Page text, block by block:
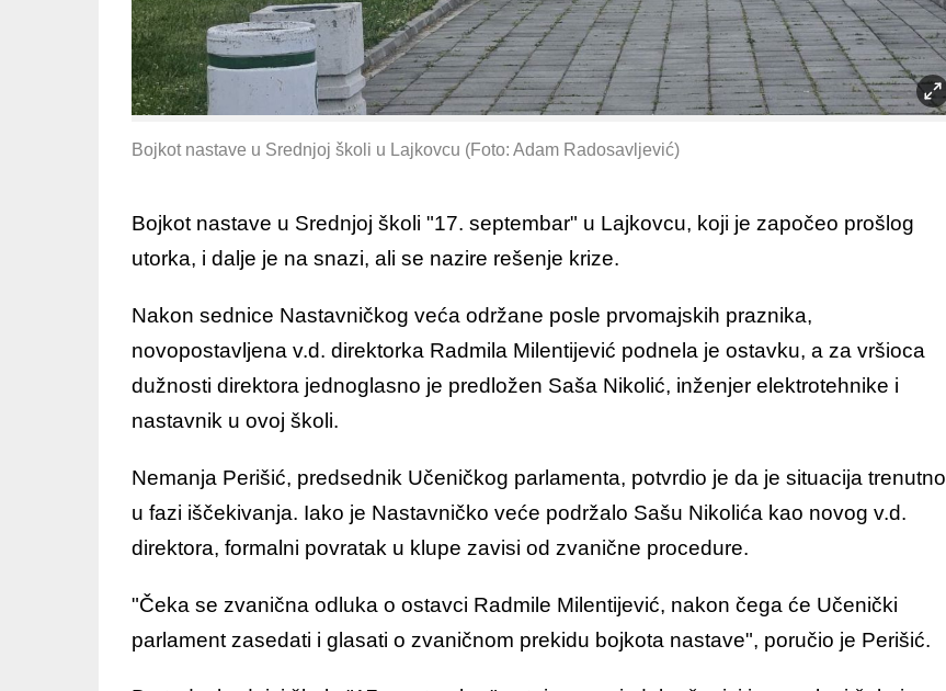
Bojkot nastave u Srednjoj školi u Lajkovcu (Foto: Adam Radosavljević)
Bojkot nastave u Srednjoj školi "17. septembar" u Lajkovcu, koji je započeo prošlog
utorka, i dalje je na snazi, ali se nazire rešenje krize.
Nakon sednice Nastavničkog veća održane posle prvomajskih praznika,
novopostavljena v.d. direktorka Radmila Milentijević podnela je ostavku, a za vršioca
dužnosti direktora jednoglasno je predložen Saša Nikolić, inženjer elektrotehnike i
nastavnik u ovoj školi.
Nemanja Perišić, predsednik Učeničkog parlamenta, potvrdio je da je situacija trenutno
u fazi iščekivanja. Iako je Nastavničko veće podržalo Sašu Nikolića kao novog v.d.
direktora, formalni povratak u klupe zavisi od zvanične procedure.
"Čeka se zvanična odluka o ostavci Radmile Milentijević, nakon čega će Učenički
parlament zasedati i glasati o zvaničnom prekidu bojkota nastave", poručio je Perišić.